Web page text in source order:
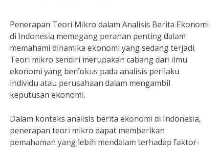
Penerapan Teori Mikro dalam Analisis Berita Ekonomi
di Indonesia memegang peranan penting dalam
memahami dinamika ekonomi yang sedang terjadi.
Teori mikro sendiri merupakan cabang dari ilmu
ekonomi yang berfokus pada analisis perilaku
individu atau perusahaan dalam mengambil
keputusan ekonomi.
Dalam konteks analisis berita ekonomi di Indonesia,
penerapan teori mikro dapat memberikan
pemahaman yang lebih mendalam terhadap faktor-